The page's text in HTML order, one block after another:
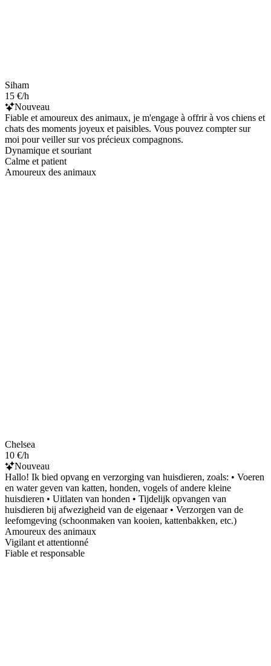
Siham
15 €/h
Nouveau
Fiable et amoureux des animaux, je m'engage à offrir à vos chiens et
chats des moments joyeux et paisibles. Vous pouvez compter sur
moi pour veiller sur vos précieux compagnons.
Dynamique et souriant
Calme et patient
Amoureux des animaux
Chelsea
10 €/h
Nouveau
Hallo! Ik bied opvang en verzorging van huisdieren, zoals: • Voeren
en water geven van katten, honden, vogels of andere kleine
huisdieren • Uitlaten van honden • Tijdelijk opvangen van
huisdieren bij afwezigheid van de eigenaar • Verzorgen van de
leefomgeving (schoonmaken van kooien, kattenbakken, etc.)
Amoureux des animaux
Vigilant et attentionné
Fiable et responsable